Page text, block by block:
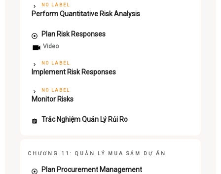
NO LABEL
Perform Quantitative Risk Analysis
Plan Risk Responses
Video
NO LABEL
Implement Risk Responses
NO LABEL
Monitor Risks
Trắc Nghiệm Quản Lý Rủi Ro
CHƯƠNG 11: QUẢN LÝ MUA SẮM DỰ ÁN
Plan Procurement Management